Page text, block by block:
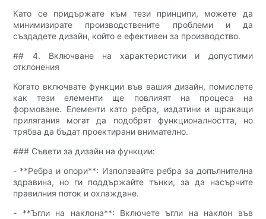
Като се придържате към тези принципи, можете да
минимизирате производствените проблеми и да
създадете дизайн, който е ефективен за производство.
## 4. Включване на характеристики и допустими
отклонения
Когато включвате функции във вашия дизайн, помислете
как тези елементи ще повлияят на процеса на
формоване. Елементи като ребра, издатини и щракащи
прилягания могат да подобрят функционалността, но
трябва да бъдат проектирани внимателно.
### Съвети за дизайн на функции:
- **Ребра и опори**: Използвайте ребра за допълнителна
здравина, но ги поддържайте тънки, за да насърчите
правилния поток и охлаждане.
- **Ъгли на наклона**: Включете ъгли на наклон във